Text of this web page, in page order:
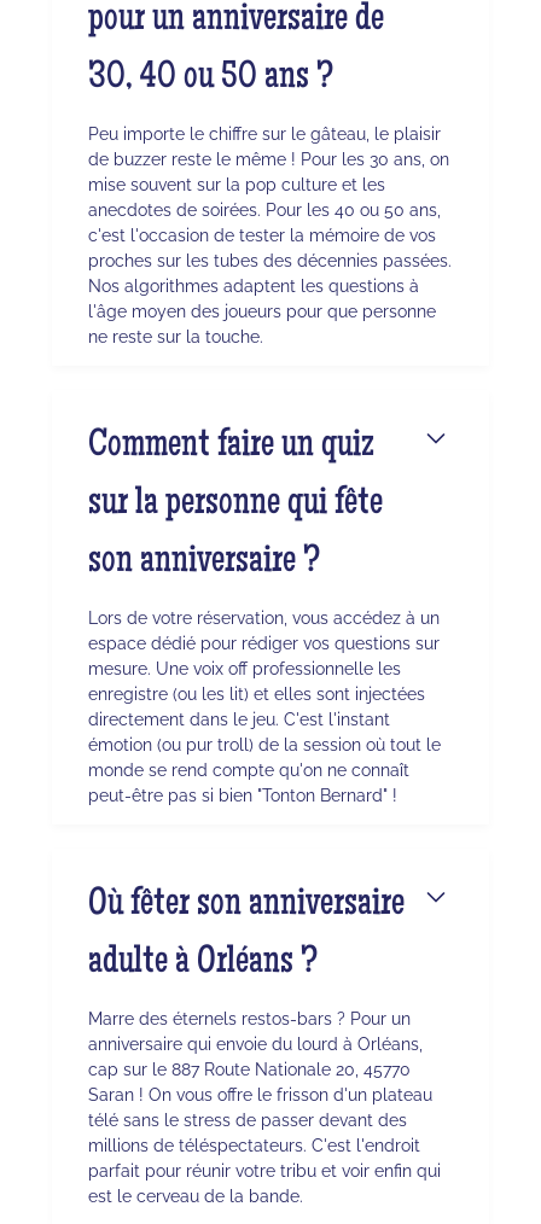
pour un anniversaire de
30, 40 ou 50 ans ?
Peu importe le chiffre sur le gâteau, le plaisir
de buzzer reste le même ! Pour les 30 ans, on
mise souvent sur la pop culture et les
anecdotes de soirées. Pour les 40 ou 50 ans,
c'est l'occasion de tester la mémoire de vos
proches sur les tubes des décennies passées.
Nos algorithmes adaptent les questions à
l'âge moyen des joueurs pour que personne
ne reste sur la touche.
Comment faire un quiz
sur la personne qui fête
son anniversaire ?
Lors de votre réservation, vous accédez à un
espace dédié pour rédiger vos questions sur
mesure. Une voix off professionnelle les
enregistre (ou les lit) et elles sont injectées
directement dans le jeu. C'est l'instant
émotion (ou pur troll) de la session où tout le
monde se rend compte qu'on ne connaît
peut-être pas si bien "Tonton Bernard" !
Où fêter son anniversaire
adulte à Orléans ?
Marre des éternels restos-bars ? Pour un
anniversaire qui envoie du lourd à Orléans,
cap sur le 887 Route Nationale 20, 45770
Saran ! On vous offre le frisson d'un plateau
télé sans le stress de passer devant des
millions de téléspectateurs. C'est l'endroit
parfait pour réunir votre tribu et voir enfin qui
est le cerveau de la bande.